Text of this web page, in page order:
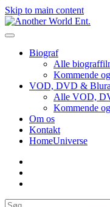
Skip to main content
Biograf
Alle
Kommende
VOD, DVD &
Alle VOD,
Kommende
Om os
Kontakt
HomeUniverse